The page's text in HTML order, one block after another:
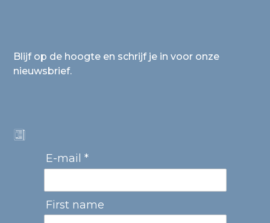
Blijf op de hoogte en schrijf je in voor onze
nieuwsbrief.
E-mail *
First name